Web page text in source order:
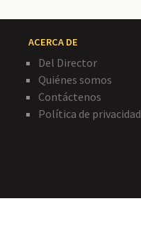
ACERCA DE
Del Director
Quiénes somos
Contáctenos
Política de privacidad